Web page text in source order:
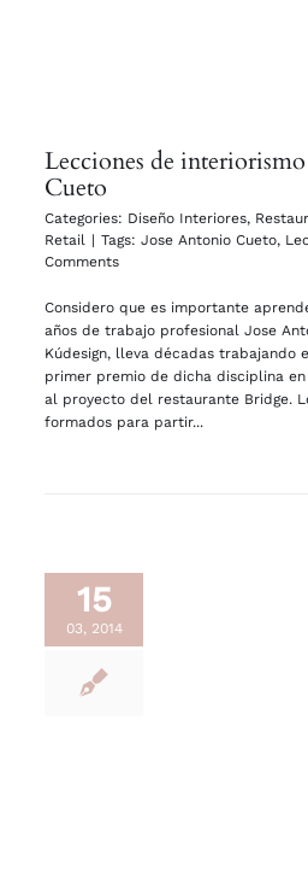
Lecciones de
Cueto
Categories: Diseño Interiores,
Retail | Tags: Jose Antonio Cueto,
Comments
Considero que es importante
años de trabajo profesional Jose
Kúdesign, lleva décadas trabajando
primer premio de dicha disciplina
al proyecto del restaurante Bridge.
formados para partir...
15
03, 2014